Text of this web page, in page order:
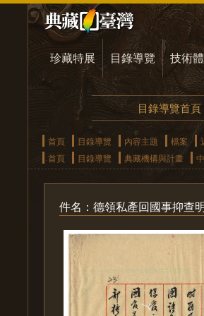
珍藏特展 目錄導覽 技術
目錄導覽首頁
首頁 目錄導覽 內容主題 檔案
首頁
目錄導覽 典藏機構與計畫
件名：德領私產回國事抑查